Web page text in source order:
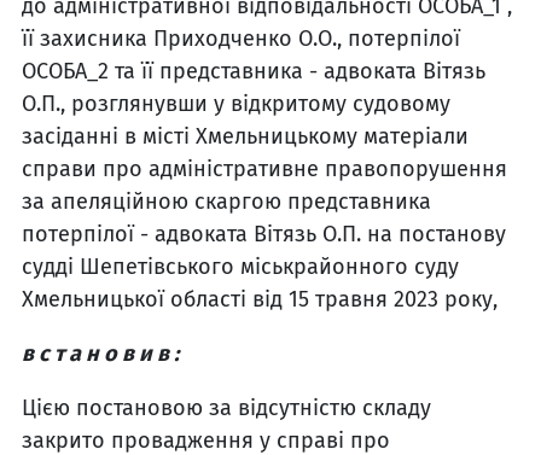
до адміністративної відповідальності ОСОБА_1 ,
її захисника Приходченко О.О., потерпілої
ОСОБА_2 та її представника - адвоката Вітязь
О.П., розглянувши у відкритому судовому
засіданні в місті Хмельницькому матеріали
справи про адміністративне правопорушення
за апеляційною скаргою представника
потерпілої - адвоката Вітязь О.П. на постанову
судді Шепетівського міськрайонного суду
Хмельницької області від 15 травня 2023 року,
в с т а н о в и в :
Цією постановою за відсутністю складу
закрито провадження у справі про